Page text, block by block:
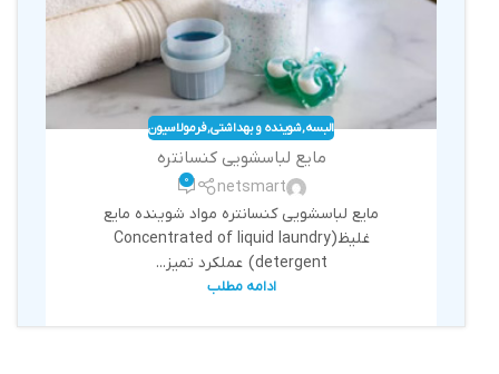
البسه,شوینده و بهداشتی,فرمولاسیون
مایع لباسشویی کنسانتره
netsmart
0
مایع لباسشویی کنسانتره مواد شوینده مایع
غلیظ(Concentrated of liquid laundry
detergent) عملکرد تمیز...
ادامه مطلب